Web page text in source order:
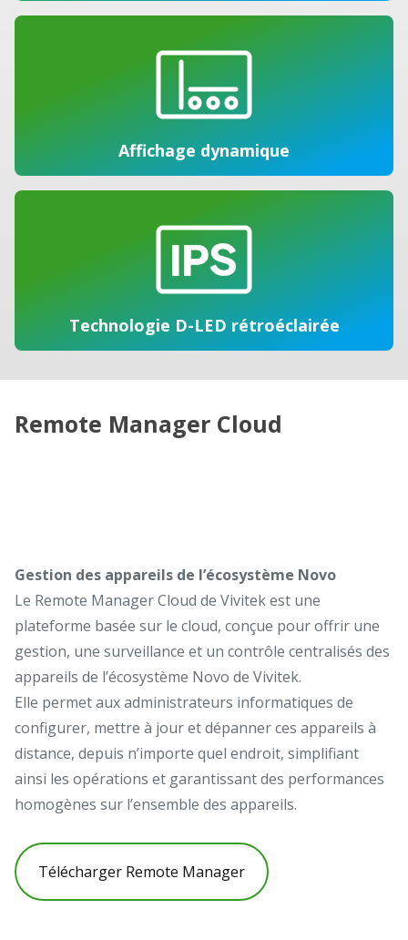
Affichage dynamique
Technologie D-LED rétroéclairée
Remote Manager Cloud
Gestion des appareils de l’écosystème Novo
Le Remote Manager Cloud de Vivitek est une
plateforme basée sur le cloud, conçue pour offrir une
gestion, une surveillance et un contrôle centralisés des
appareils de l’écosystème Novo de Vivitek.
Elle permet aux administrateurs informatiques de
configurer, mettre à jour et dépanner ces appareils à
distance, depuis n’importe quel endroit, simplifiant
ainsi les opérations et garantissant des performances
homogènes sur l’ensemble des appareils.
Télécharger Remote Manager